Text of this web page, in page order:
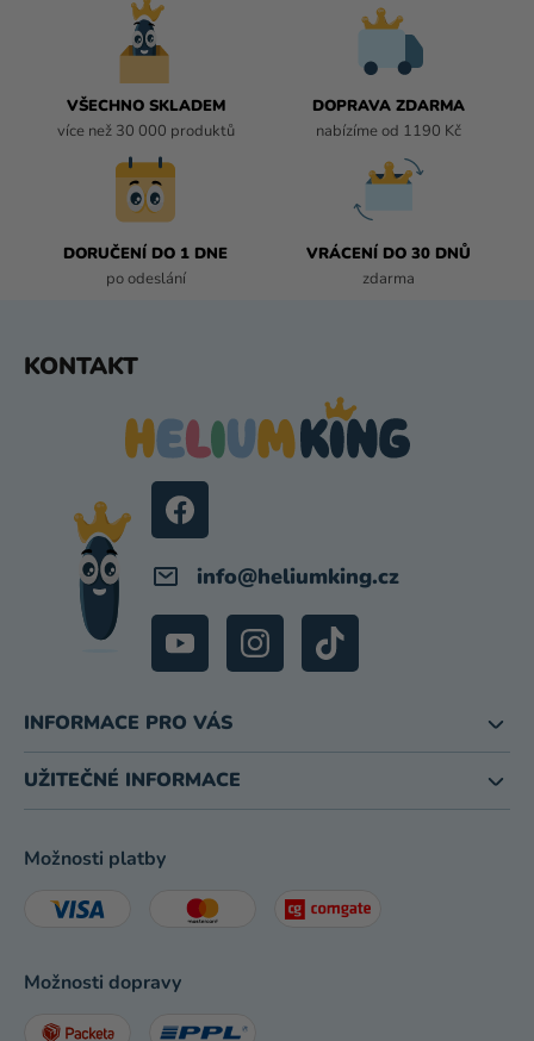
VŠECHNO SKLADEM
více než 30 000 produktů
DOPRAVA ZDARMA
nabízíme od 1190 Kč
DORUČENÍ DO 1 DNE
po odeslání
VRÁCENÍ DO 30 DNŮ
zdarma
KONTAKT
info@heliumking.cz
INFORMACE PRO VÁS
UŽITEČNÉ INFORMACE
Možnosti platby
Možnosti dopravy